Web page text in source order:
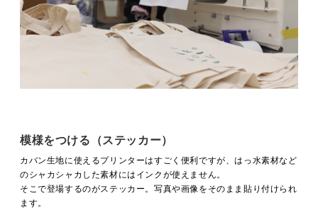
模様をつける（ステッカー）
カバン生地に使えるプリンターはすごく便利ですが、はっ水素材など
のシャカシャカした素材にはインクが使えません。
そこで登場するのがステッカー。写真や画像をそのまま貼り付けられ
ます。